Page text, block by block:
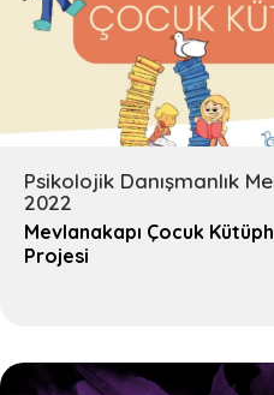
Psikolojik Danışmanlık Merkezi
2022
Mevlanakapı Çocuk
Projesi